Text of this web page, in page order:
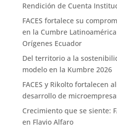
Rendición de Cuenta
FACES fortalece su
en la Cumbre
Orígenes Ecuador
Del territorio a la
modelo en la Kumbre 2026
FACES y Rikolto fortalecen
desarrollo de
Crecimiento que se siente:
en Flavio Alfaro